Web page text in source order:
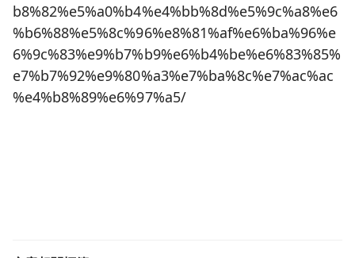
b8%82%e5%a0%b4%e4%bb%8d%e5%9c%a8%e6
%b6%88%e5%8c%96%e8%81%af%e6%ba%96%e
6%9c%83%e9%b7%b9%e6%b4%be%e6%83%85%
e7%b7%92%e9%80%a3%e7%ba%8c%e7%ac%ac
%e4%b8%89%e6%97%a5/